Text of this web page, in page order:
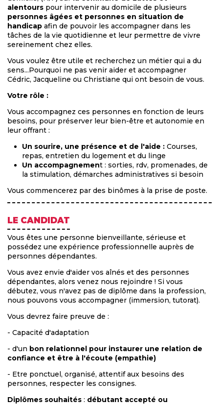
alentours pour intervenir au domicile de plusieurs
personnes âgées et personnes en situation de
handicap afin de pouvoir les accompagner dans les
tâches de la vie quotidienne et leur permettre de vivre
sereinement chez elles.
Vous voulez être utile et recherchez un métier qui a du
sens...Pourquoi ne pas venir aider et accompagner
Cédric, Jacqueline ou Christiane qui ont besoin de vous.
Votre rôle :
Vous accompagnez ces personnes en fonction de leurs
besoins, pour préserver leur bien-être et autonomie en
leur offrant :
Un sourire, une présence et de l'aide : Courses,
repas, entretien du logement et du linge
Un accompagnement : sorties, rdv, promenades, de
la stimulation, démarches administratives si besoin
Vous commencerez par des binômes à la prise de poste.
LE CANDIDAT
Vous êtes une personne bienveillante, sérieuse et
possédez une expérience professionnelle auprès de
personnes dépendantes.
Vous avez envie d'aider vos aînés et des personnes
dépendantes, alors venez nous rejoindre ! Si vous
débutez, vous n'avez pas de diplôme dans la profession,
nous pouvons vous accompagner (immersion, tutorat).
Vous devrez faire preuve de :
- Capacité d'adaptation
- d'un bon relationnel pour instaurer une relation de
confiance et être à l'écoute (empathie)
- Etre ponctuel, organisé, attentif aux besoins des
personnes, respecter les consignes.
Diplômes souhaités : débutant accepté ou